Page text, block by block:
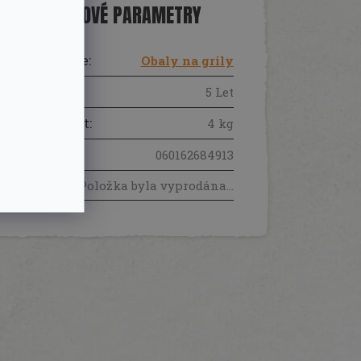
DOPLŇKOVÉ PARAMETRY
Kategorie: Obaly na grily
5 Let
Hmotnost: 4 kg
060162684913
Položka byla vyprodána…